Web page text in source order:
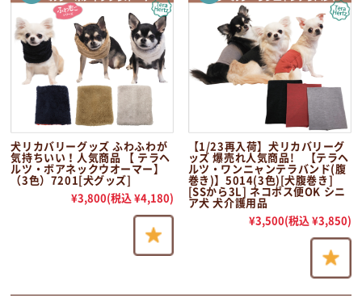
犬リカバリーグッズ ふわふわが
気持ちいい！人気商品 【 テラヘ
ルツ・ボアネックウオーマー】
（3色）7201[犬グッズ]
¥3,800(税込 ¥4,180)
【1/23再入荷】犬リカバリーグ
ッズ 爆売れ人気商品! 【テラヘ
ルツ・ワンニャンテラバンド(腹
巻き)】5014(3色)[犬腹巻き]
[SSから3L] ネコポス便OK シニ
ア犬 犬介護用品
¥3,500(税込 ¥3,850)